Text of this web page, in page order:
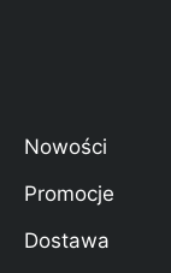
Nowości
Promocje
Dostawa